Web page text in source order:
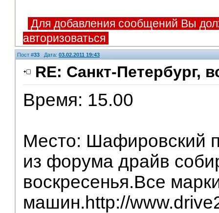
Для добавления сообщений Вы
авторизоваться
Пост #33 Дата: 03.02.2011 19:43
RE: Санкт-Петербург,
Время: 15.00
Место: Шафировский
из форума драйв
воскресенья.Все
машин.http://